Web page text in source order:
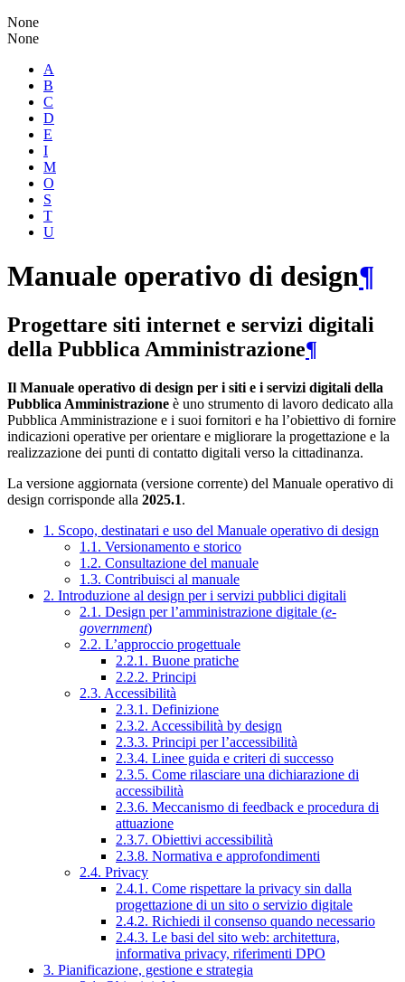
None
None
A
B
C
D
E
I
M
O
S
T
U
Manuale operativo di design¶
Progettare siti internet e servizi digitali
della Pubblica Amministrazione¶
Il Manuale operativo di design per i siti e i servizi digitali della
Pubblica Amministrazione è uno strumento di lavoro dedicato alla
Pubblica Amministrazione e i suoi fornitori e ha l’obiettivo di fornire
indicazioni operative per orientare e migliorare la progettazione e la
realizzazione dei punti di contatto digitali verso la cittadinanza.
La versione aggiornata (versione corrente) del Manuale operativo di
design corrisponde alla 2025.1.
1. Scopo, destinatari e uso del Manuale operativo di design
1.1. Versionamento e storico
1.2. Consultazione del manuale
1.3. Contribuisci al manuale
2. Introduzione al design per i servizi pubblici digitali
2.1. Design per l’amministrazione digitale (e-
government)
2.2. L’approccio progettuale
2.2.1. Buone pratiche
2.2.2. Principi
2.3. Accessibilità
2.3.1. Definizione
2.3.2. Accessibilità by design
2.3.3. Principi per l’accessibilità
2.3.4. Linee guida e criteri di successo
2.3.5. Come rilasciare una dichiarazione di
accessibilità
2.3.6. Meccanismo di feedback e procedura di
attuazione
2.3.7. Obiettivi accessibilità
2.3.8. Normativa e approfondimenti
2.4. Privacy
2.4.1. Come rispettare la privacy sin dalla
progettazione di un sito o servizio digitale
2.4.2. Richiedi il consenso quando necessario
2.4.3. Le basi del sito web: architettura,
informativa privacy, riferimenti DPO
3. Pianificazione, gestione e strategia